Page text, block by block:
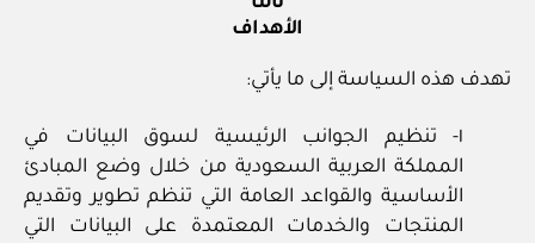
الأهداف
تهدف هذه السياسة إلى ما يأتي:
١- تنظيم الجوانب الرئيسية لسوق البيانات في
المملكة العربية السعودية من خلال وضع المبادئ
الأساسية والقواعد العامة التي تنظم تطوير وتقديم
المنتجات والخدمات المعتمدة على البيانات التي